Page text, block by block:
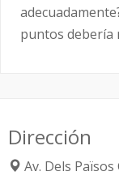
puntos debería
Dirección
Av. Dels